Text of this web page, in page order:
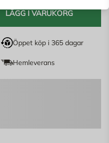
LÄGG I VARUKORG
Öppet köp i 365 dagar
Hemleverans